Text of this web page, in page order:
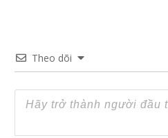
Theo dõi